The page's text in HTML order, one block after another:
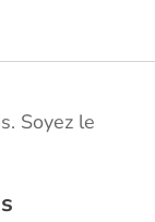
Soyez le